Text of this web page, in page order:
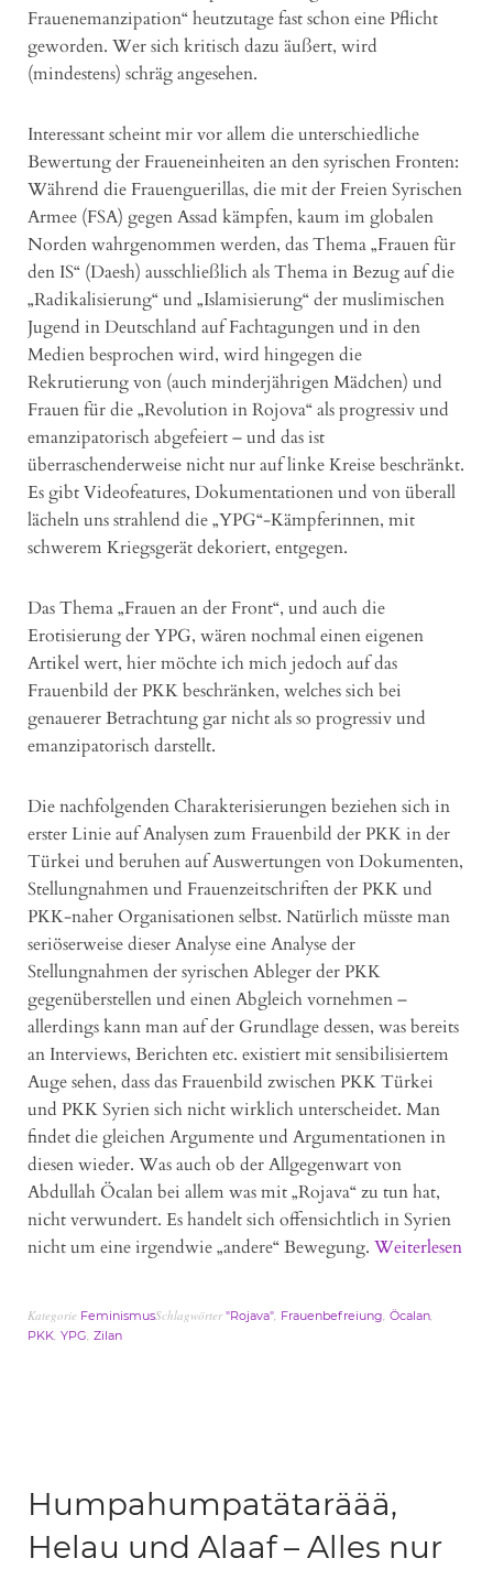
Frauenemanzipation“ heutzutage fast schon eine Pflicht
geworden. Wer sich kritisch dazu äußert, wird
(mindestens) schräg angesehen.
Interessant scheint mir vor allem die unterschiedliche
Bewertung der Fraueneinheiten an den syrischen Fronten:
Während die Frauenguerillas, die mit der Freien Syrischen
Armee (FSA) gegen Assad kämpfen, kaum im globalen
Norden wahrgenommen werden, das Thema „Frauen für
den IS“ (Daesh) ausschließlich als Thema in Bezug auf die
„Radikalisierung“ und „Islamisierung“ der muslimischen
Jugend in Deutschland auf Fachtagungen und in den
Medien besprochen wird, wird hingegen die
Rekrutierung von (auch minderjährigen Mädchen) und
Frauen für die „Revolution in Rojova“ als progressiv und
emanzipatorisch abgefeiert – und das ist
überraschenderweise nicht nur auf linke Kreise beschränkt.
Es gibt Videofeatures, Dokumentationen und von überall
lächeln uns strahlend die „YPG“-Kämpferinnen, mit
schwerem Kriegsgerät dekoriert, entgegen.
Das Thema „Frauen an der Front“, und auch die
Erotisierung der YPG, wären nochmal einen eigenen
Artikel wert, hier möchte ich mich jedoch auf das
Frauenbild der PKK beschränken, welches sich bei
genauerer Betrachtung gar nicht als so progressiv und
emanzipatorisch darstellt.
Die nachfolgenden Charakterisierungen beziehen sich in
erster Linie auf Analysen zum Frauenbild der PKK in der
Türkei und beruhen auf Auswertungen von Dokumenten,
Stellungnahmen und Frauenzeitschriften der PKK und
PKK-naher Organisationen selbst. Natürlich müsste man
seriöserweise dieser Analyse eine Analyse der
Stellungnahmen der syrischen Ableger der PKK
gegenüberstellen und einen Abgleich vornehmen –
allerdings kann man auf der Grundlage dessen, was bereits
an Interviews, Berichten etc. existiert mit sensibilisiertem
Auge sehen, dass das Frauenbild zwischen PKK Türkei
und PKK Syrien sich nicht wirklich unterscheidet. Man
findet die gleichen Argumente und Argumentationen in
diesen wieder. Was auch ob der Allgegenwart von
Abdullah Öcalan bei allem was mit „Rojava“ zu tun hat,
nicht verwundert. Es handelt sich offensichtlich in Syrien
nicht um eine irgendwie „andere“ Bewegung. Weiterlesen
Kategorie FeminismusSchlagwörter"Rojava" Frauenbefreiung Öcalan
PKK YPG Zilan
Humpahumpatätaräää,
Helau und Alaaf – Alles nur